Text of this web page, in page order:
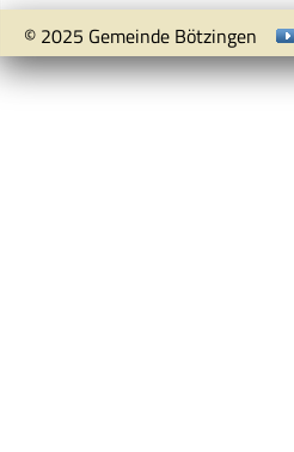
© 2025 Gemeinde Bötzingen